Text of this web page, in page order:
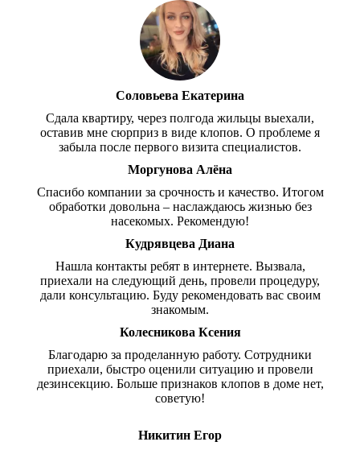
Соловьева Екатерина
Сдала квартиру, через полгода жильцы выехали,
оставив мне сюрприз в виде клопов. О проблеме я
забыла после первого визита специалистов.
Моргунова Алёна
Спасибо компании за срочность и качество. Итогом
обработки довольна – наслаждаюсь жизнью без
насекомых. Рекомендую!
Кудрявцева Диана
Нашла контакты ребят в интернете. Вызвала,
приехали на следующий день, провели процедуру,
дали консультацию. Буду рекомендовать вас своим
знакомым.
Колесникова Ксения
Благодарю за проделанную работу. Сотрудники
приехали, быстро оценили ситуацию и провели
дезинсекцию. Больше признаков клопов в доме нет,
советую!
Никитин Егор